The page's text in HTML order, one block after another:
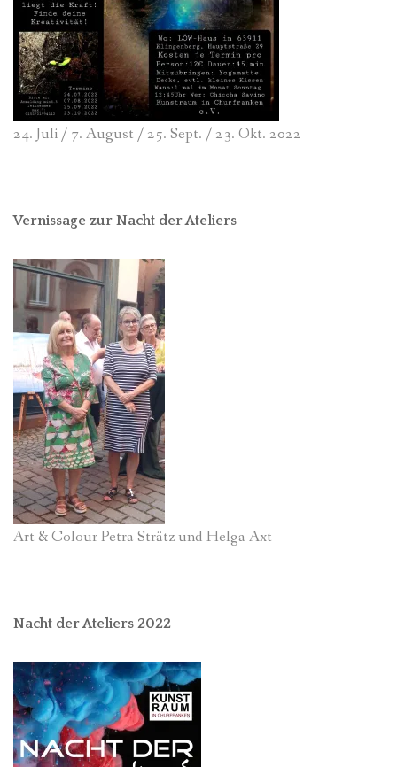
24. Juli / 7. August / 25. Sept. / 23. Okt. 2022
Vernissage zur Nacht der Ateliers
Art & Colour Petra Strätz und Helga Axt
Nacht der Ateliers 2022